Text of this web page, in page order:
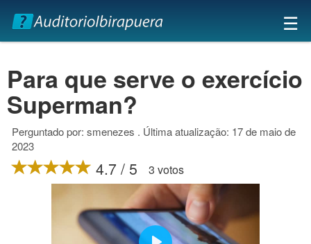
×
☰
Para que serve o exercício
Superman?
Perguntado por: smenezes . Última atualização: 17 de maio de
2023
4.7 / 5 3 votos